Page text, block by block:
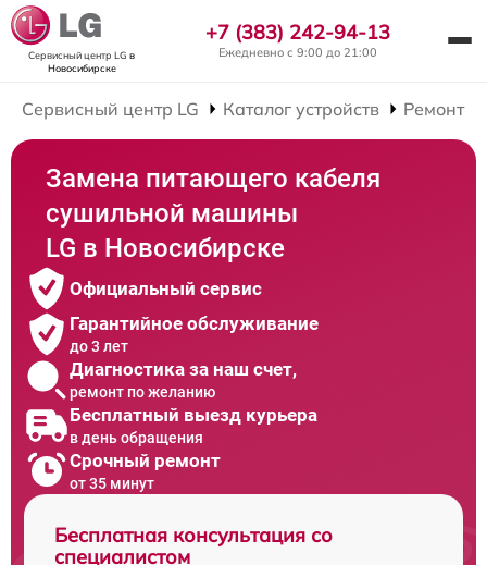
Сервисный центр LG в
Новосибирске
+7 (383) 242-94-13
Ежедневно с 9:00 до 21:00
Сервисный центр LG Каталог устройств Ремонт
Замена питающего кабеля
сушильной машины
LG в Новосибирске
Официальный сервис
Гарантийное обслуживание
до 3 лет
Диагностика за наш счет,
ремонт по желанию
Бесплатный выезд курьера
в день обращения
Срочный ремонт
от 35 минут
Бесплатная консультация со
специалистом